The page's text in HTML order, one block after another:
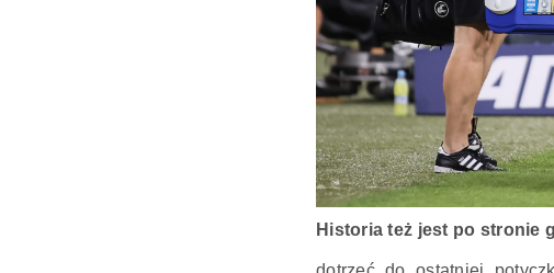
Historia też jest po stronie